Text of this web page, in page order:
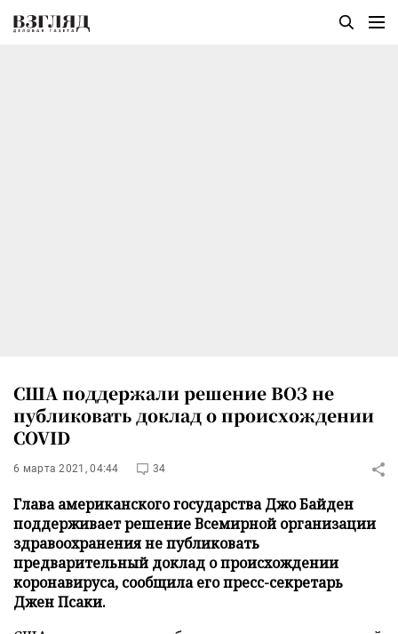
США поддержали решение ВОЗ не
публиковать доклад о происхождении
COVID
6 марта 2021, 04:44 34
Глава американского государства Джо Байден
поддерживает решение Всемирной организации
здравоохранения не публиковать
предварительный доклад о происхождении
коронавируса, сообщила его пресс-секретарь
Джен Псаки.